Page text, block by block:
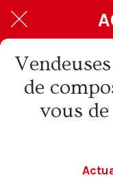
de
vous